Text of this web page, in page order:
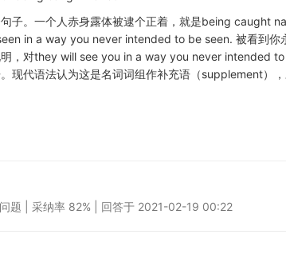
子。一个人赤身露体被逮个正着，就是being caught
in a way you never intended to be seen. 被看到你
，对they will see you in a way you never intended to
现代语法认为这是名词词组作补充语（supplement），
题 | 采纳率 82% | 回答于 2021-02-19 00:22